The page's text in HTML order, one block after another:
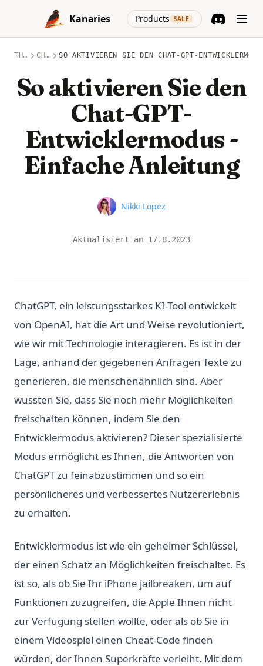
Skip to content
Kanaries
Products SALE
(opens in a
THEMEN CHATGPT SO AKTIVIEREN SIE DEN CHAT-GPT-
So aktivieren Sie den
Chat-GPT-
Entwicklermodus -
Einfache Anleitung
Name
Nikki Lopez
Aktualisiert am 17.8.2023
ChatGPT, ein leistungsstarkes KI-Tool entwickelt
von OpenAI, hat die Art und Weise revolutioniert,
wie wir mit Technologie interagieren. Es ist in der
Lage, anhand der gegebenen Anfragen Texte zu
generieren, die menschenähnlich sind. Aber
wussten Sie, dass Sie noch mehr Möglichkeiten
freischalten können, indem Sie den
Entwicklermodus aktivieren? Dieser spezialisierte
Modus ermöglicht es Ihnen, die Antworten von
ChatGPT zu feinabzustimmen und so ein
persönlicheres und verbessertes Nutzererlebnis
zu erhalten.
Entwicklermodus ist wie ein geheimer Schlüssel,
der einen Schatz an Möglichkeiten freischaltet. Es
ist so, als ob Sie Ihr iPhone jailbreaken, um auf
Funktionen zuzugreifen, die Apple Ihnen nicht
zur Verfügung stellen wollte, oder als ob Sie in
einem Videospiel einen Cheat-Code finden
würden, der Ihnen Superkräfte verleiht. Mit dem